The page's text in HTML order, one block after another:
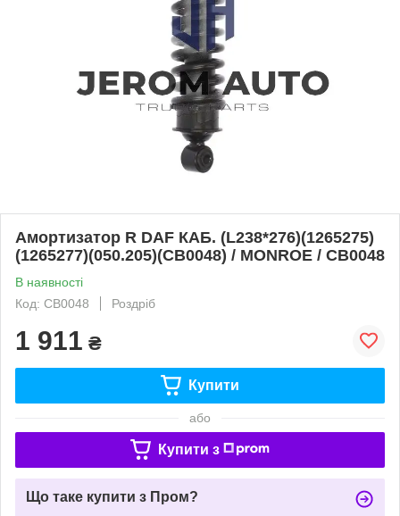
Амортизатор R DAF КАБ. (L238*276)(1265275)
(1265277)(050.205)(CB0048) / MONROE / CB0048
В наявності
Код: CB0048
Роздріб
1 911 ₴
Купити
або
Купити з
Що таке купити з Пром?